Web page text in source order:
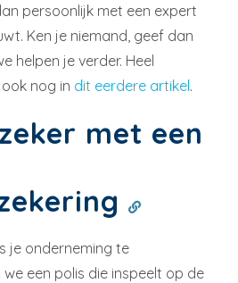
persoonlijk met een expert
Ken je niemand, geef dan
helpen je verder. Heel
nog in dit eerdere artikel.
met een
je onderneming te
een polis die inspeelt op de